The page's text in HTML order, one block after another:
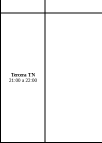
Tercera TN
21:00 a 22:00